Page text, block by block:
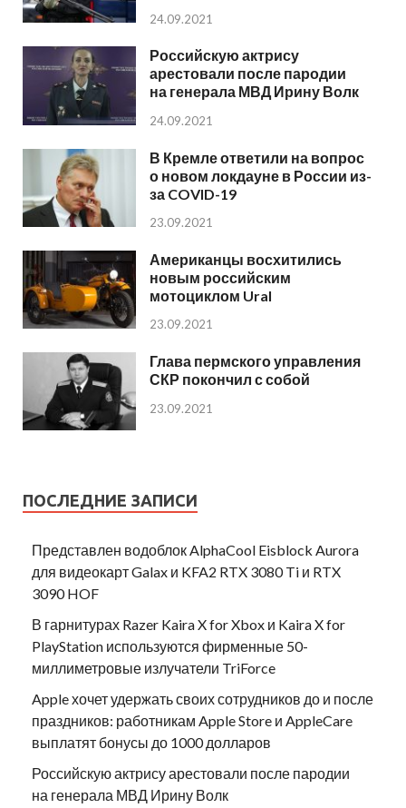
24.09.2021
Российскую актрису
арестовали после пародии
на генерала МВД Ирину Волк
24.09.2021
В Кремле ответили на вопрос
о новом локдауне в России из-
за COVID-19
23.09.2021
Американцы восхитились
новым российским
мотоциклом Ural
23.09.2021
Глава пермского управления
СКР покончил с собой
23.09.2021
ПОСЛЕДНИЕ ЗАПИСИ
Представлен водоблок AlphaCool Eisblock Aurora
для видеокарт Galax и KFA2 RTX 3080 Ti и RTX
3090 HOF
В гарнитурах Razer Kaira X for Xbox и Kaira X for
PlayStation используются фирменные 50-
миллиметровые излучатели TriForce
Apple хочет удержать своих сотрудников до и после
праздников: работникам Apple Store и AppleCare
выплатят бонусы до 1000 долларов
Российскую актрису арестовали после пародии
на генерала МВД Ирину Волк